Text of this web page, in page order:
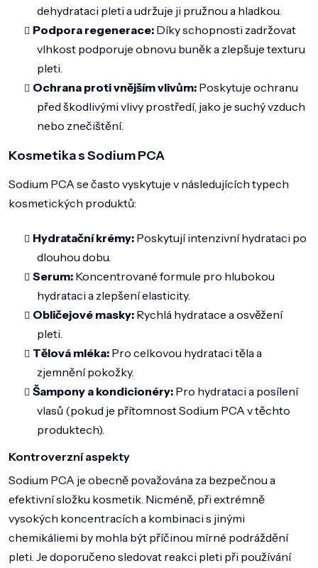
dehydrataci pleti a udržuje ji pružnou a hladkou.
Podpora regenerace: Díky schopnosti zadržovat
vlhkost podporuje obnovu buněk a zlepšuje texturu
pleti.
Ochrana proti vnějším vlivům: Poskytuje ochranu
před škodlivými vlivy prostředí, jako je suchý vzduch
nebo znečištění.
Kosmetika s Sodium PCA
Sodium PCA se často vyskytuje v následujících typech
kosmetických produktů:
Hydratační krémy: Poskytují intenzivní hydrataci po
dlouhou dobu.
Serum: Koncentrované formule pro hlubokou
hydrataci a zlepšení elasticity.
Obličejové masky: Rychlá hydratace a osvěžení
pleti.
Tělová mléka: Pro celkovou hydrataci těla a
zjemnění pokožky.
Šampony a kondicionéry: Pro hydrataci a posílení
vlasů (pokud je přítomnost Sodium PCA v těchto
produktech).
Kontroverzní aspekty
Sodium PCA je obecně považována za bezpečnou a
efektivní složku kosmetik. Nicméně, při extrémně
vysokých koncentracích a kombinaci s jinými
chemikáliemi by mohla být příčinou mírné podráždění
pleti. Je doporučeno sledovat reakci pleti při používání